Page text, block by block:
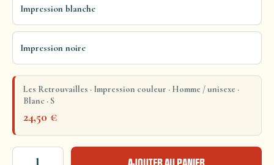
Impression blanche
Impression noire
Les Retrouvailles · Impression couleur · Homme / unisexe ·
Blanc · S
24,50 €